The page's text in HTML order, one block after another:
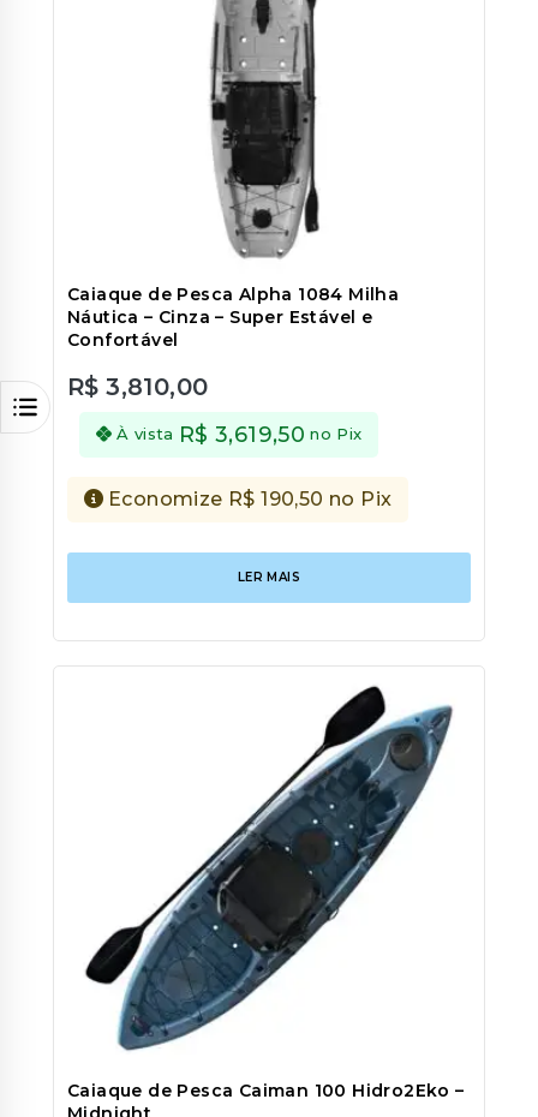
Caiaque de Pesca Alpha 1084 Milha
Náutica – Cinza – Super Estável e
Confortável
R$3,810,00
À vista R$3,619,50 no Pix
Economize R$190,50 no Pix
LER MAIS
Caiaque de Pesca Caiman 100 Hidro2Eko –